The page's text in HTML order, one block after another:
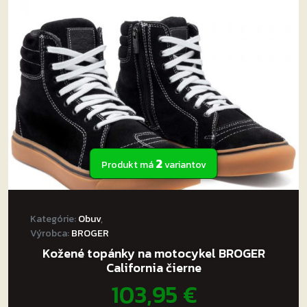
produktu.
Produkt má2variantov
Kategórie:Obuv,
Výrobca:BROGER
Kožené topánky na motocykel BROGER
California čierne
103,95€